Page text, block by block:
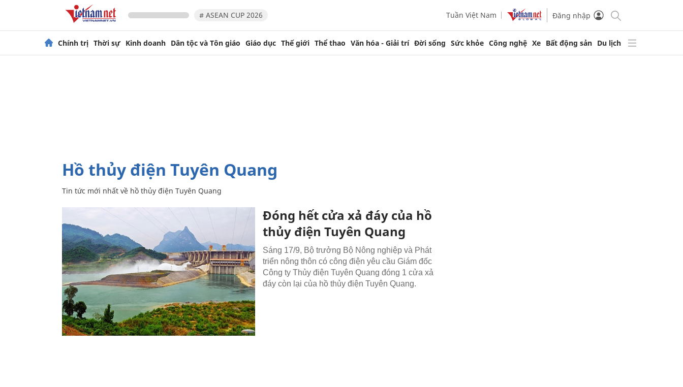
# ASEAN CUP 2026 Tuần Việt Nam Đăng nhập
Chính trị Thời sự Kinh doanh Dân tộc và Tôn giáo Giáo dục Thế giới Thể thao Văn hóa - Giải trí Đời sống Sức khỏe Công nghệ Xe Bất động sản Du lịch
hồ thủy điện Tuyên Quang
Tin tức mới nhất về hồ thủy điện Tuyên Quang
Đóng hết cửa xả đáy của hồ
thủy điện Tuyên Quang
Sáng 17/9, Bộ trưởng Bộ Nông nghiệp và Phát
triển nông thôn có công điện yêu cầu Giám đốc
Công ty Thủy điện Tuyên Quang đóng 1 cửa xả
đáy còn lại của hồ thủy điện Tuyên Quang.